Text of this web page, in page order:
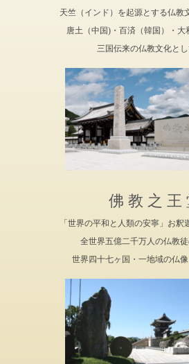
天竺（インド）を起源とする仏
唐土（中国)・百済（韓国）・大
三国伝来の仏教文化と
佛 教 之 王
「世界の平和と人類の安寧」お釈
全世界五億二千万人の仏教
世界四十七ヶ国・一地域の仏